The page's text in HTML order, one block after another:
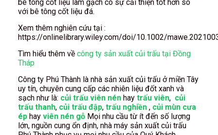
bê tông cốt liệu làm gạch có sự cải thiện tốt hơn so
với bê tông cốt liệu đá.
Xem thêm nghiên cứu tại :
https://onlinelibrary.wiley.com/doi/10.1002/
Tìm hiểu thêm về công ty sản xuất củi trấu tại Đồng
Tháp
Công ty Phú Thành là nhà sản xuất củi trấu ở miền Tây
uy tín, chuyên cung cấp các nhiên liệu đốt xanh và
sạch như là: củi trấu viên nénhay trấu viên, củi
trấu thanh, củi trấu đập, trấu nghiền, củi mùn cưa
éphay viên nén gỗMọi nhu cầu từ ít đến số lượng
lớn, nguồn cung ổn định, nhà máy sản xuất củi trấu